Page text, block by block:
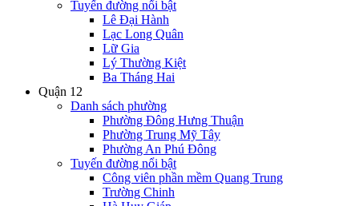
Tuyến đường nổi bật
Lê Đại Hành
Lạc Long Quân
Lữ Gia
Lý Thường Kiệt
Ba Tháng Hai
Quận 12
Danh sách phường
Phường Đông Hưng Thuận
Phường Trung Mỹ Tây
Phường An Phú Đông
Tuyến đường nổi bật
Công viên phần mềm Quang Trung
Trường Chinh